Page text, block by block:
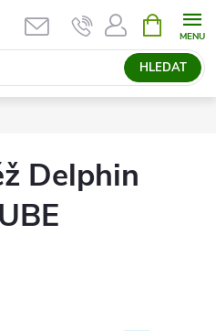
HLEDAT
NÁKUPNÍ
KOŠÍK
Delphin